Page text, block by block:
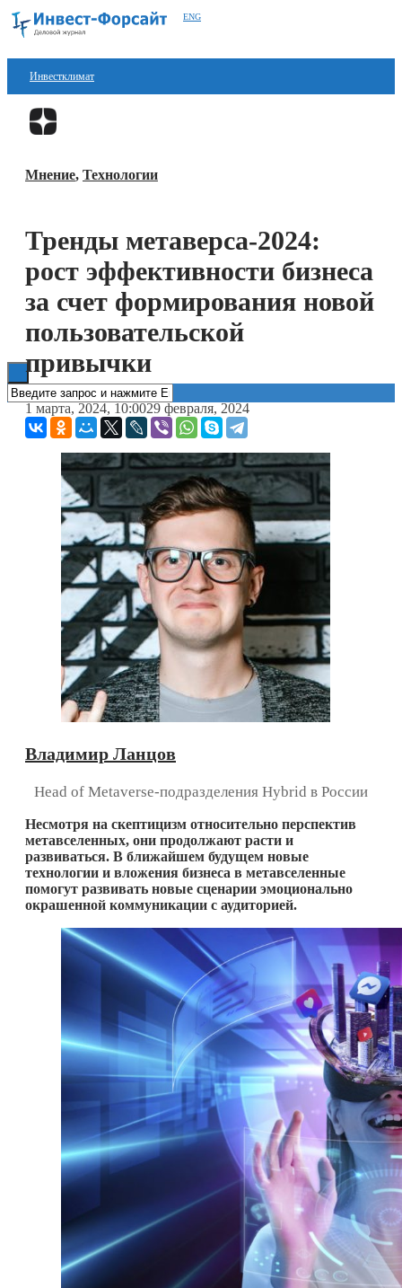
ENG
Инвестклимат
Финансы
Блокчейн
Технологии
Книги
Мнение, Технологии
Тренды метаверса-2024:
рост эффективности бизнеса
за счет формирования новой
пользовательской
привычки
1 марта, 2024, 10:0029 февраля, 2024
Владимир Ланцов
Head of Metaverse-подразделения Hybrid в России
Несмотря на скептицизм относительно перспектив
метавселенных, они продолжают расти и
развиваться. В ближайшем будущем новые
технологии и вложения бизнеса в метавселенные
помогут развивать новые сценарии эмоционально
окрашенной коммуникации с аудиторией.